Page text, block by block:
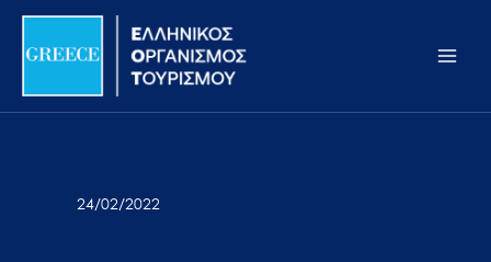
Σημείωση:
ιστότοπος
προσβασιμότητας.
Μετάβαση
περιεχόμενο
24/02/2022